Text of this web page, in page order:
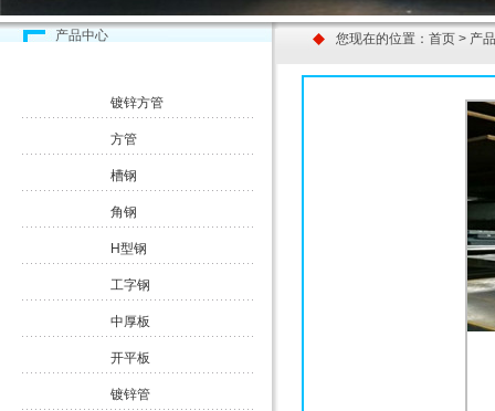
产品中心
镀锌方管
方管
槽钢
角钢
H型钢
工字钢
中厚板
开平板
镀锌管
您现在的位置： 首页 > 产